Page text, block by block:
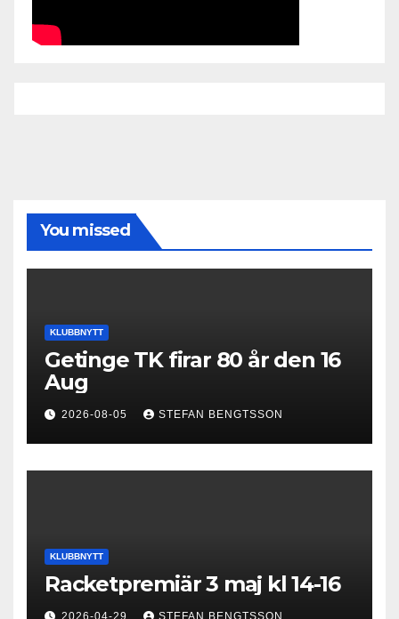
You missed
KLUBBNYTT
Getinge TK firar 80 år den 16
Aug
2026-08-05 STEFAN BENGTSSON
KLUBBNYTT
Racketpremiär 3 maj kl 14-16